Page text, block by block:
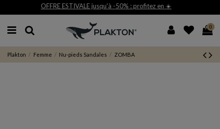
Livraison et retour gratuit 30j*
0
Plakton Femme Nu-pieds Sandales ZOMBA